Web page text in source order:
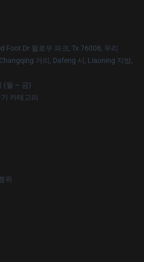
Foot Dr 윌로우 파크, Tx 76008, 우리
거리, Dafeng 시, Liaoning 지방,
(월 ~ 금)
카테고리
위